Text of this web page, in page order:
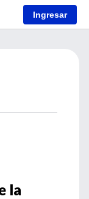
Ingresar
la